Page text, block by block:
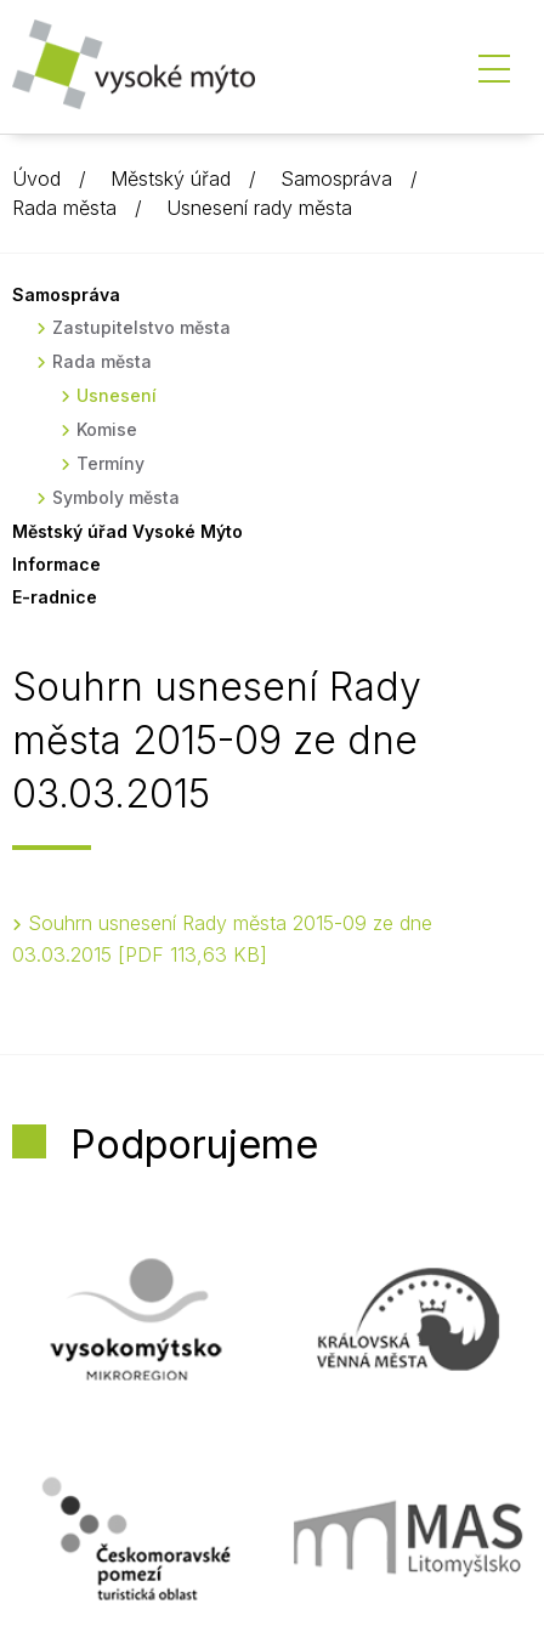
Úvod Městský úřad
Samospráva
Rada města
Usnesení rady města
Samospráva
Zastupitelstvo města
Rada města
Usnesení
Komise
Termíny
Symboly města
Městský úřad Vysoké Mýto
Informace
E-radnice
Souhrn usnesení Rady
města 2015-09 ze dne
03.03.2015
Souhrn usnesení Rady města 2015-09 ze dne
03.03.2015
PDF 113,63 KB
Podporujeme